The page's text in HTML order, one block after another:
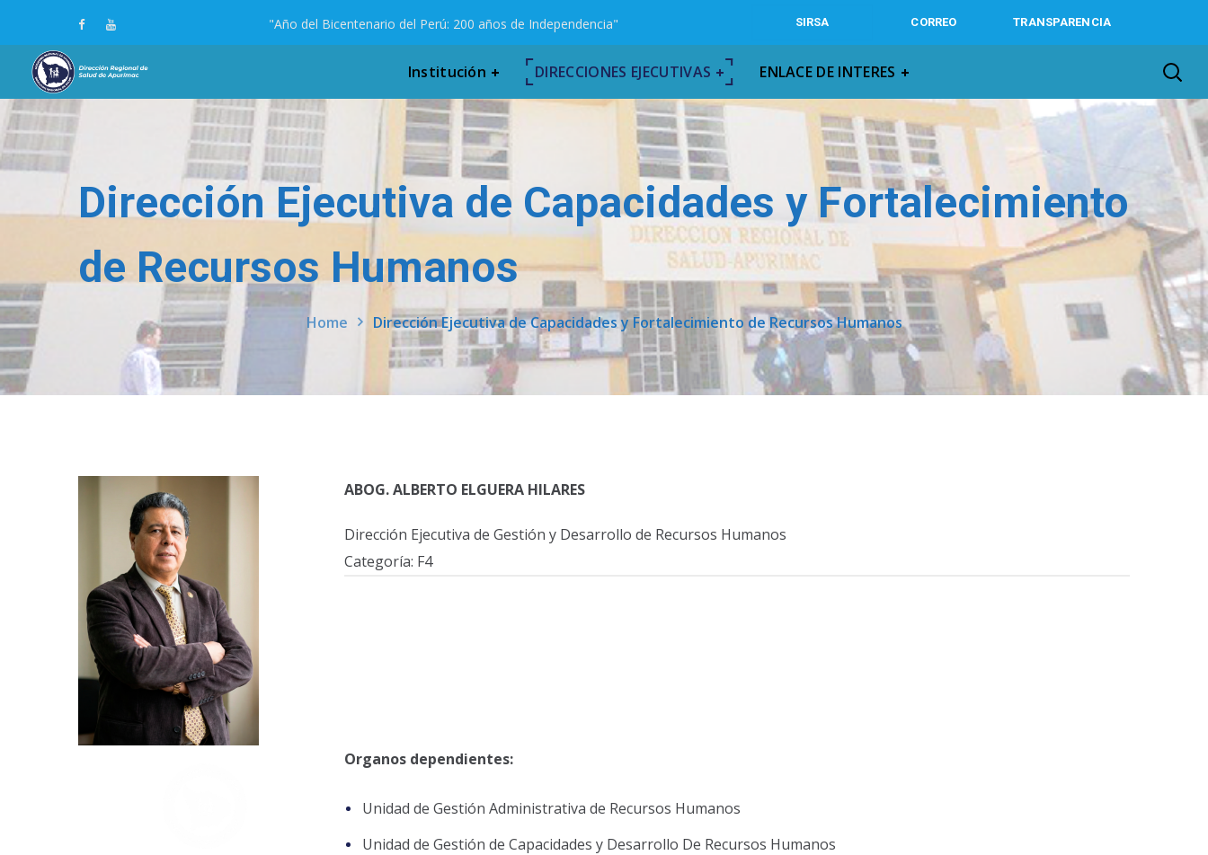
"Año del Bicentenario del Perú: 200 años de Independencia" SIRSA CORREO TRANSPARENCIA
Institución DIRECCIONES EJECUTIVAS ENLACE DE INTERES
Dirección Ejecutiva de Capacidades y Fortalecimiento
de Recursos Humanos
Home Dirección Ejecutiva de Capacidades y Fortalecimiento de Recursos Humanos
ABOG. ALBERTO ELGUERA HILARES
Dirección Ejecutiva de Gestión y Desarrollo de Recursos Humanos
Categoría: F4
Organos dependientes:
Unidad de Gestión Administrativa de Recursos Humanos
Unidad de Gestión de Capacidades y Desarrollo De Recursos Humanos